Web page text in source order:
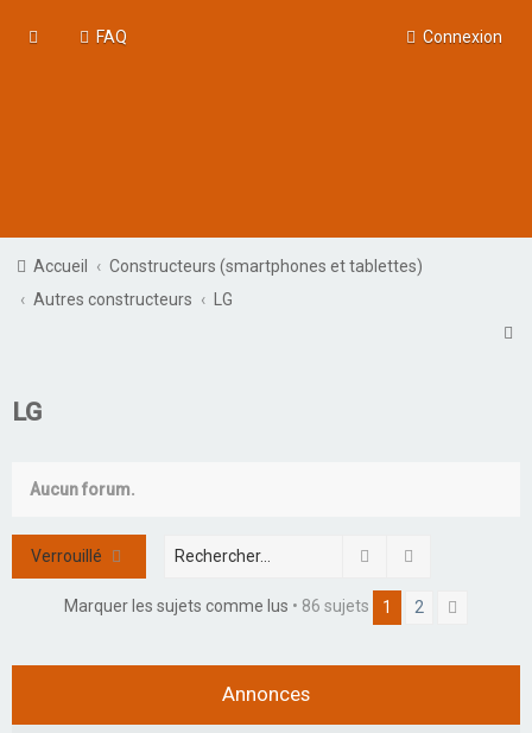
FAQ Connexion
Accueil
Constructeurs (smartphones et tablettes)
Autres constructeurs
LG
LG
Aucun forum.
Verrouillé Rechercher
Marquer les sujets comme lus • 86 sujets 1 2
Annonces